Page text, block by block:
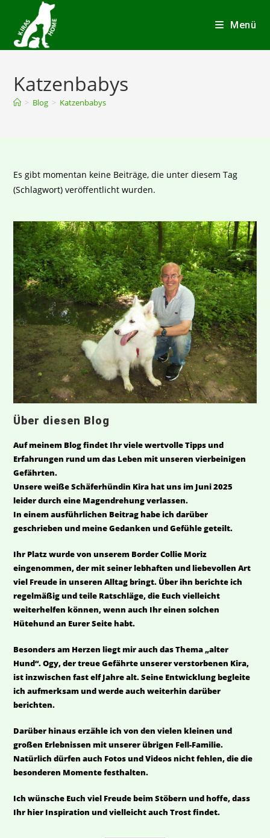
Menü
Katzenbabys
> Blog > Katzenbabys
Es gibt momentan keine Beiträge, die unter diesem Tag
(Schlagwort) veröffentlicht wurden.
Über diesen Blog
Auf meinem Blog findet Ihr viele wertvolle Tipps und
Erfahrungen rund um das Leben mit unseren vierbeinigen
Gefährten.
Unsere weiße Schäferhündin Kira hat uns im Juni 2025
leider durch eine Magendrehung verlassen.
In einem ausführlichen Beitrag habe ich darüber
geschrieben und meine Gedanken und Gefühle geteilt.
Ihr Platz wurde von unserem Border Collie Moriz
eingenommen, der mit seiner lebhaften und liebevollen Art
viel Freude in unseren Alltag bringt. Über ihn berichte ich
regelmäßig und teile Ratschläge, die Euch vielleicht
weiterhelfen können, wenn auch Ihr einen solchen
Hütehund an Eurer Seite habt.
Besonders am Herzen liegt mir auch das Thema „alter
Hund“. Ogy, der treue Gefährte unserer verstorbenen Kira,
ist inzwischen fast elf Jahre alt. Seine Entwicklung begleite
ich aufmerksam und werde auch weiterhin darüber
berichten.
Darüber hinaus erzähle ich von den vielen kleinen und
großen Erlebnissen mit unserer übrigen Fell-Familie.
Natürlich dürfen auch Fotos und Videos nicht fehlen, die die
besonderen Momente festhalten.
Ich wünsche Euch viel Freude beim Stöbern und hoffe, dass
Ihr hier Inspiration und vielleicht auch Trost findet.